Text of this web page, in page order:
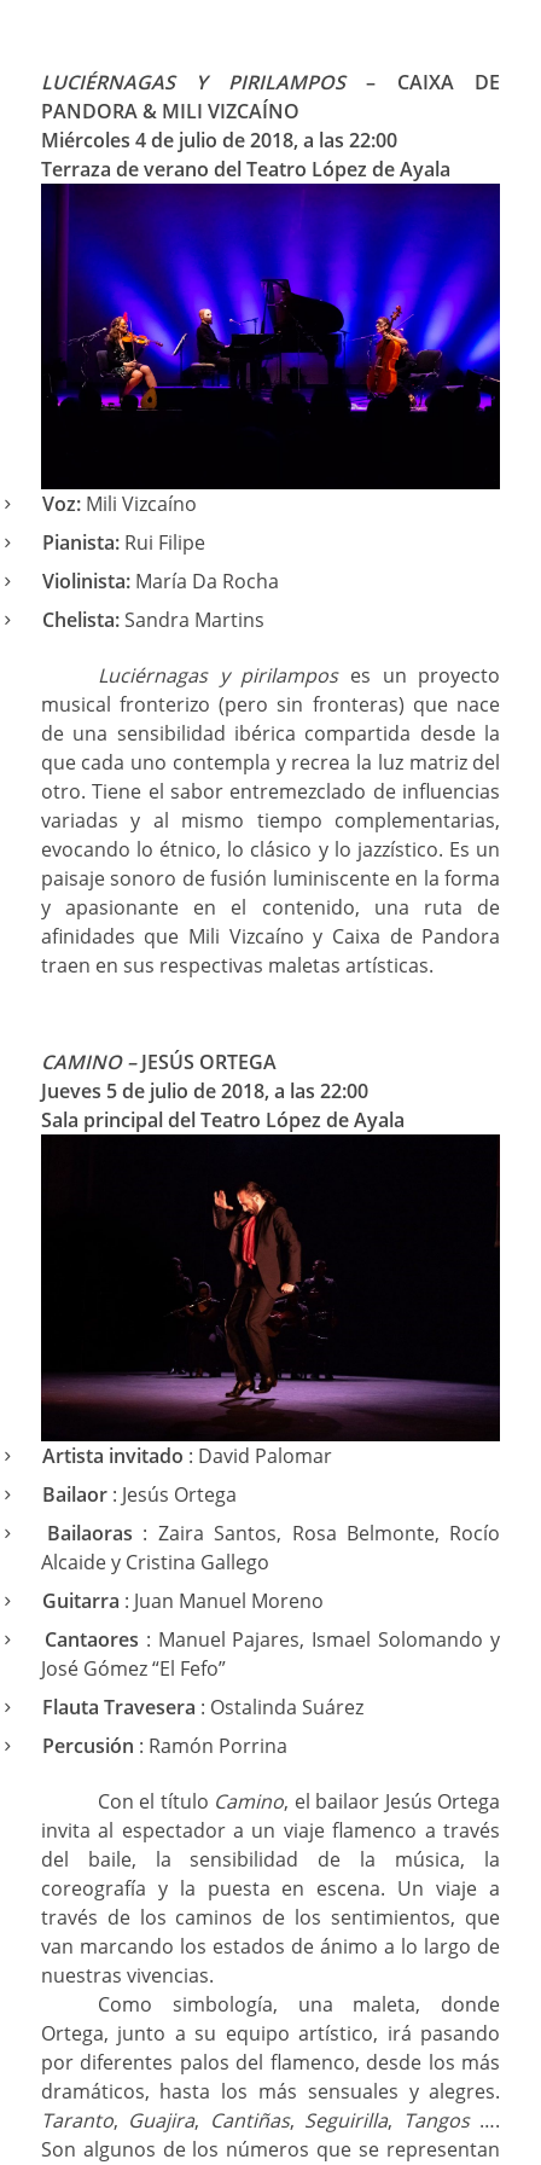
LUCIÉRNAGAS Y PIRILAMPOS
– CAIXA DE
PANDORA & MILI VIZCAÍNO
Miércoles 4 de julio de 2018, a las 22:00
Terraza de verano del Teatro López de Ayala
Voz: Mili Vizcaíno
Pianista: Rui Filipe
Violinista: María Da Rocha
Chelista:Sandra Martins
Luciérnagas y pirilampos es un proyecto
musical fronterizo (pero sin fronteras) que nace
de una sensibilidad ibérica compartida desde la
que cada uno contempla y recrea la luz matriz del
otro. Tiene el sabor entremezclado de influencias
variadas y al mismo tiempo complementarias,
evocando lo étnico, lo clásico y lo jazzístico. Es un
paisaje sonoro de fusión luminiscente en la forma
y apasionante en el contenido, una ruta de
afinidades que Mili Vizcaíno y Caixa de Pandora
traen en sus respectivas maletas artísticas.
CAMINO –JESÚS ORTEGA
Jueves 5 de julio de 2018, a las 22:00
Sala principal del Teatro López de Ayala
Artista invitado : David Palomar
Bailaor : Jesús Ortega
Bailaoras : Zaira Santos, Rosa Belmonte, Rocío
Alcaide y Cristina Gallego
Guitarra : Juan Manuel Moreno
Cantaores : Manuel Pajares, Ismael Solomando y
José Gómez “El Fefo”
Flauta Travesera : Ostalinda Suárez
Percusión : Ramón Porrina
Con el título Camino, el bailaor Jesús Ortega
invita al espectador a un viaje flamenco a través
del baile, la sensibilidad de la música, la
coreografía y la puesta en escena. Un viaje a
través de los caminos de los sentimientos, que
van marcando los estados de ánimo a lo largo de
nuestras vivencias.
Como simbología, una maleta, donde
Ortega, junto a su equipo artístico, irá pasando
por diferentes palos del flamenco, desde los más
dramáticos, hasta los más sensuales y alegres.
Taranto, Guajira, Cantiñas, Seguirilla, Tangos….
Son algunos de los números que se representan